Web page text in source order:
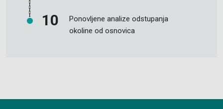
Ponovljene analize odstupanja
okoline od osnovica